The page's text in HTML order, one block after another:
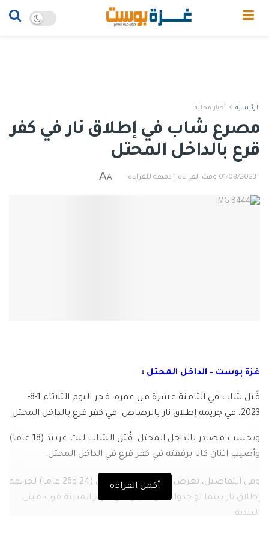
الرئيسية أخبار محلية
مصرع شاب في إطلاق نار في كفر
قرع بالداخل المحتل
01/08/2023 وقت القراءة:1 دقيقة للقراءة A
A
غزة بوست – الداخل المحتل :
قًتل شاب في الثامنة عشرة من عمره، فجر اليوم الثلاثاء 1-8-
2023، في جريمة إطلاق نار بالرصاص في كفر قرع بالداخل المحتل.
وبحسب مصادر بالداخل المحتل، قُتل الشاب ليث عربيد (18 عاما)
وأصيب اثنان كانا برفقته في كفر قرع في الداخل المحتل.
وفي التفاصيل، تعرض الضحية والمصابين (24 و26 عاما) لجريمة
إطلاق نار بينما تواجدوا داخل سيارة في مركز المدينة قرب مبنى
البلدية.
أكمل القراءة